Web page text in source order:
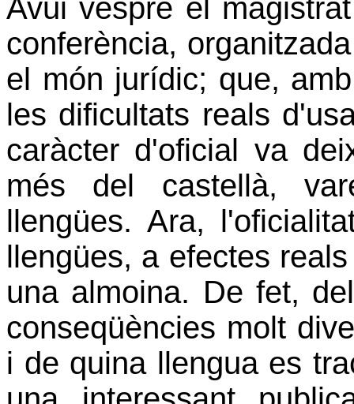
Avui vespre el
conferència,
el món jurídic; que,
les dificultats reals
caràcter d'oficial va
més del castellà,
llengües. Ara,
llengües, a efectes
una almoina. De fet,
conseqüències molt
i de quina llengua es